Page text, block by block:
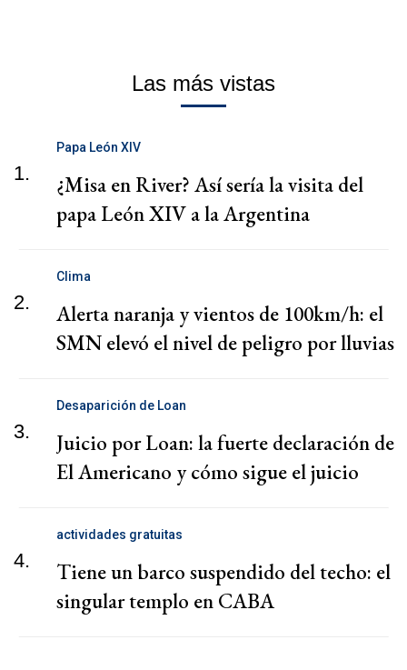
Las más vistas
1.
Papa León XIV
¿Misa en River? Así sería la visita del
papa León XIV a la Argentina
2.
Clima
Alerta naranja y vientos de 100km/h: el
SMN elevó el nivel de peligro por lluvias
3.
Desaparición de Loan
Juicio por Loan: la fuerte declaración de
El Americano y cómo sigue el juicio
4.
actividades gratuitas
Tiene un barco suspendido del techo: el
singular templo en CABA